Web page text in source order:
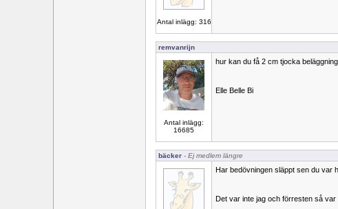
Antal inlägg: 316
remvanrijn
Antal inlägg:
16685
hur kan du få 2 cm tjocka
Elle Belle Bi
bäcker - Ej medlem längre
Har bedövningen släppt sen du var
Det var inte jag och förresten så var